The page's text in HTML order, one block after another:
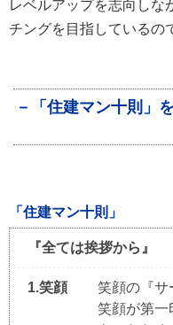
レベルアップを志向しな
チングを目指しているの
－「住建マン十則」
「住建マン十則」
『全ては挨拶から』
1.笑顔
笑顔の『サ
笑顔が第一